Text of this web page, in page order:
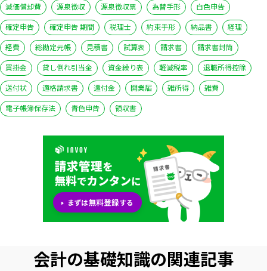
減価償却費
源泉徴収 源泉徴収票 為替手形
白色申告
確定申告
確定申告 期間 税理士 約束手形 納品書
経理
経費
総勘定元帳 見積書 試算表 請求書
請求書封筒
買掛金
貸し倒れ引当金 資金繰り表 軽減税率
退職所得控除
送付状
適格請求書 還付金 開業届 雑所得
雑費
電子帳簿保存法
青色申告 領収書
会計の基礎知識の関連記事